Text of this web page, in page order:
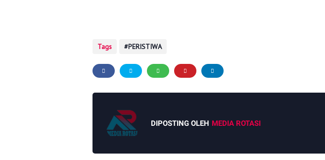
Tags PERISTIWA
DIPOSTING OLEH MEDIA ROTASI